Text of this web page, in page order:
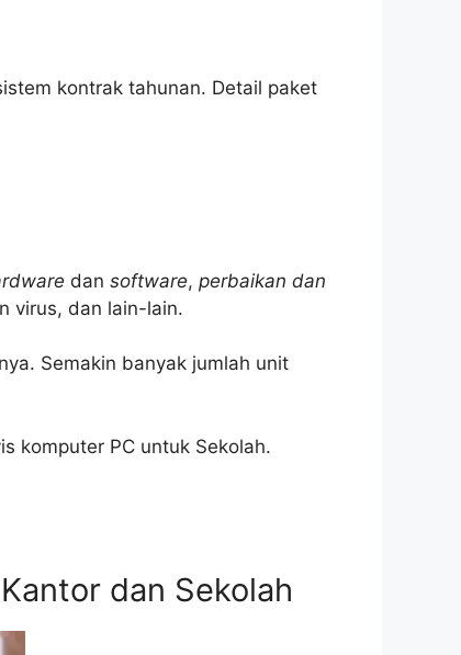
kontrak tahunan. Detail paket
dan software, perbaikan dan
virus, dan lain-lain.
Semakin banyak jumlah unit
komputer PC untuk Sekolah.
dan Sekolah